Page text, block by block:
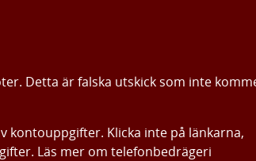
Detta är falska utskick som inte
kontouppgifter. Klicka inte på länkarna,
Läs mer om telefonbedrägeri